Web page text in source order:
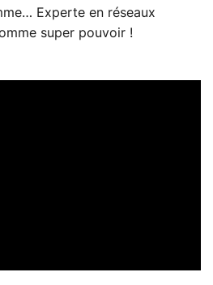
Experte en réseaux
super pouvoir !